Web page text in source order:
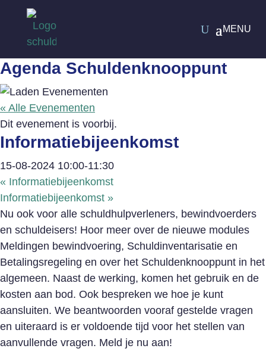
Agenda Schuldenknooppunt
« Alle Evenementen
Dit evenement is voorbij.
Informatiebijeenkomst
15-08-2024 10:00-11:30
« Informatiebijeenkomst
Informatiebijeenkomst »
Nu ook voor alle schuldhulpverleners, bewindvoerders
en schuldeisers! Hoor meer over de nieuwe modules
Meldingen bewindvoering, Schuldinventarisatie en
Betalingsregeling en over het Schuldenknooppunt in het
algemeen. Naast de werking, komen het gebruik en de
kosten aan bod. Ook bespreken we hoe je kunt
aansluiten. We beantwoorden vooraf gestelde vragen
en uiteraard is er voldoende tijd voor het stellen van
aanvullende vragen. Meld je nu aan!